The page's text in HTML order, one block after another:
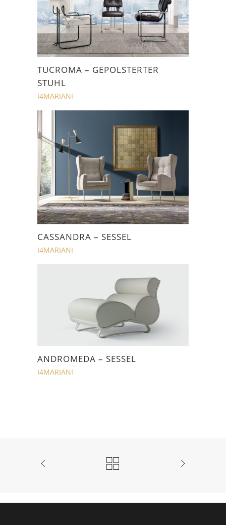
TUCROMA – GEPOLSTERTER
STUHL
I4MARIANI
CASSANDRA – SESSEL
I4MARIANI
ANDROMEDA – SESSEL
I4MARIANI